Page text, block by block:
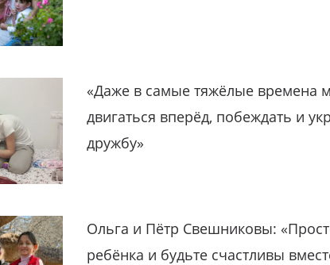
«Даже в самые тяжёлые времена
двигаться вперёд, побеждать и
дружбу»
Ольга и Пётр Свешниковы:
ребёнка и будьте счастливы